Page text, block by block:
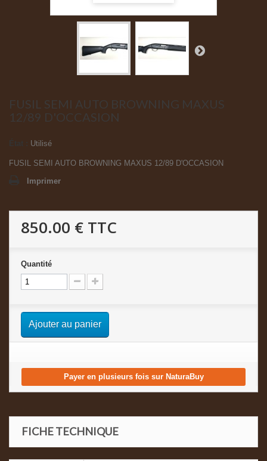
FUSIL SEMI AUTO BROWNING MAXUS
12/89 D'OCCASION
Utilisé
FUSIL SEMI AUTO BROWNING MAXUS 12/89 D'OCCASION
Imprimer
850.00 € TTC
Quantité
Ajouter au panier
Payer en plusieurs fois sur NaturaBuy
FICHE TECHNIQUE